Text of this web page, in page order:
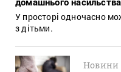
У просторі одночасно
з дітьми.
Новини